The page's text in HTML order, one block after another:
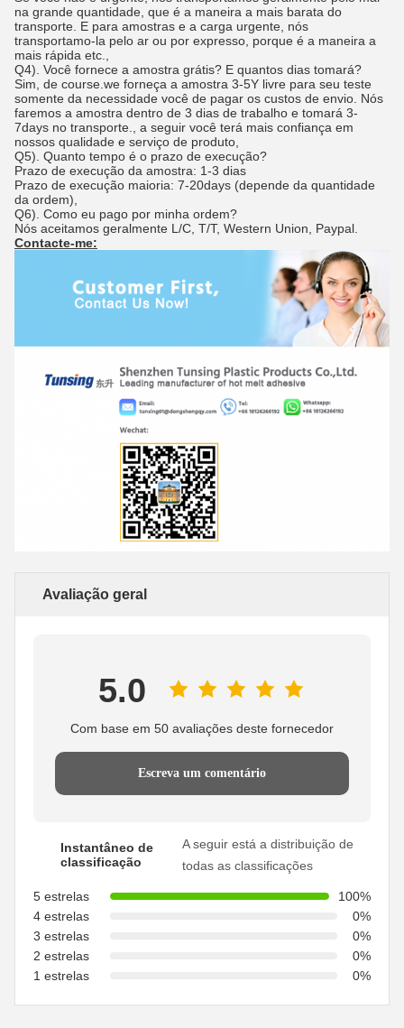
na grande quantidade, que é a maneira a mais barata do
transporte. E para amostras e a carga urgente, nós
transportamo-la pelo ar ou por expresso, porque é a maneira a
mais rápida etc.,
Q4). Você fornece a amostra grátis? E quantos dias tomará?
Sim, de course.we forneça a amostra 3-5Y livre para seu teste
somente da necessidade você de pagar os custos de envio. Nós
faremos a amostra dentro de 3 dias de trabalho e tomará 3-
7days no transporte., a seguir você terá mais confiança em
nossos qualidade e serviço de produto,
Q5). Quanto tempo é o prazo de execução?
Prazo de execução da amostra: 1-3 dias
Prazo de execução maioria: 7-20days (depende da quantidade
da ordem),
Q6). Como eu pago por minha ordem?
Nós aceitamos geralmente L/C, T/T, Western Union, Paypal.
Contacte-me:
Avaliação geral
5.0
Com base em 50 avaliações deste fornecedor
Escreva um comentário
Instantâneo de
classificação
A seguir está a distribuição de
todas as classificações
5 estrelas
100%
4 estrelas
0%
3 estrelas
0%
2 estrelas
0%
1 estrelas
0%